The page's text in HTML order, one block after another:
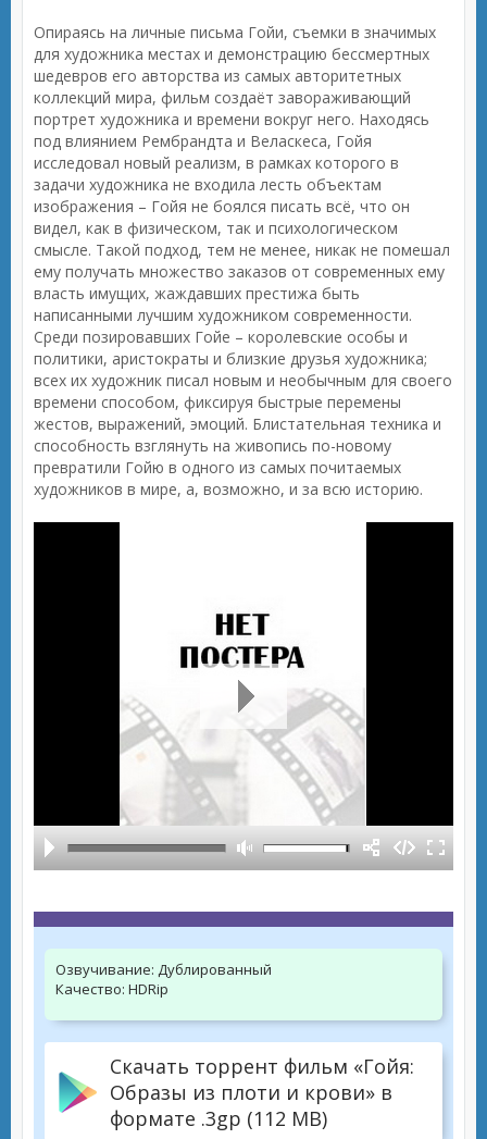
Опираясь на личные письма Гойи, съемки в значимых
для художника местах и демонстрацию бессмертных
шедевров его авторства из самых авторитетных
коллекций мира, фильм создаёт завораживающий
портрет художника и времени вокруг него. Находясь
под влиянием Рембрандта и Веласкеса, Гойя
исследовал новый реализм, в рамках которого в
задачи художника не входила лесть объектам
изображения – Гойя не боялся писать всё, что он
видел, как в физическом, так и психологическом
смысле. Такой подход, тем не менее, никак не помешал
ему получать множество заказов от современных ему
власть имущих, жаждавших престижа быть
написанными лучшим художником современности.
Среди позировавших Гойе – королевские особы и
политики, аристократы и близкие друзья художника;
всех их художник писал новым и необычным для своего
времени способом, фиксируя быстрые перемены
жестов, выражений, эмоций. Блистательная техника и
способность взглянуть на живопись по-новому
превратили Гойю в одного из самых почитаемых
художников в мире, а, возможно, и за всю историю.
Озвучивание: Дублированный
Качество: HDRip
Скачать торрент фильм «Гойя:
Образы из плоти и крови» в
формате .3gp (112 MB)